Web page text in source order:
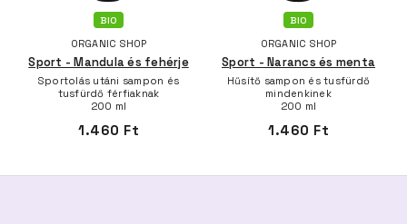
BIO
ORGANIC SHOP
Sport - Mandula és fehérje
Sportolás utáni sampon és
tusfürdő férfiaknak
200 ml
1.460 Ft
BIO
ORGANIC SHOP
Sport - Narancs és menta
Hűsítő sampon és tusfürdő
mindenkinek
200 ml
1.460 Ft